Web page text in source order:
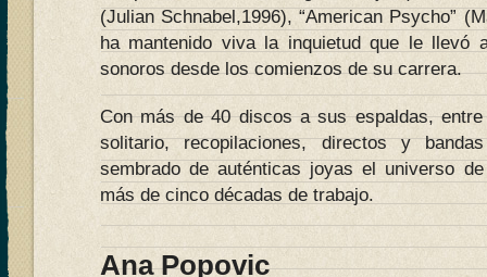
(Julian Schnabel,1996), “American Psycho”
ha mantenido viva la inquietud que le llevó
sonoros desde los comienzos de su carrera.
Con más de 40 discos a sus espaldas,
solitario, recopilaciones, directos y
sembrado de auténticas joyas el universo
más de cinco décadas de trabajo.
Ana Popovic